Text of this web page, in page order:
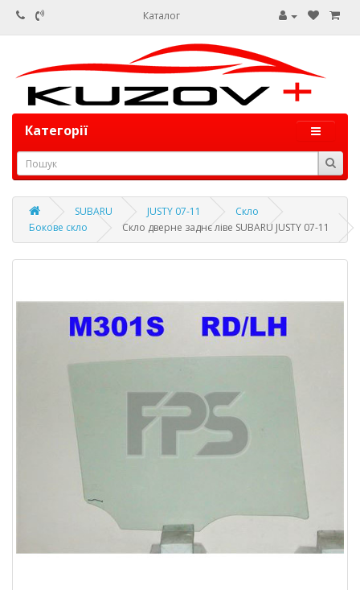
Каталог
Категорії
SUBARU JUSTY 07-11
Скло
Бокове скло
Скло дверне заднє ліве SUBARU JUSTY 07-11